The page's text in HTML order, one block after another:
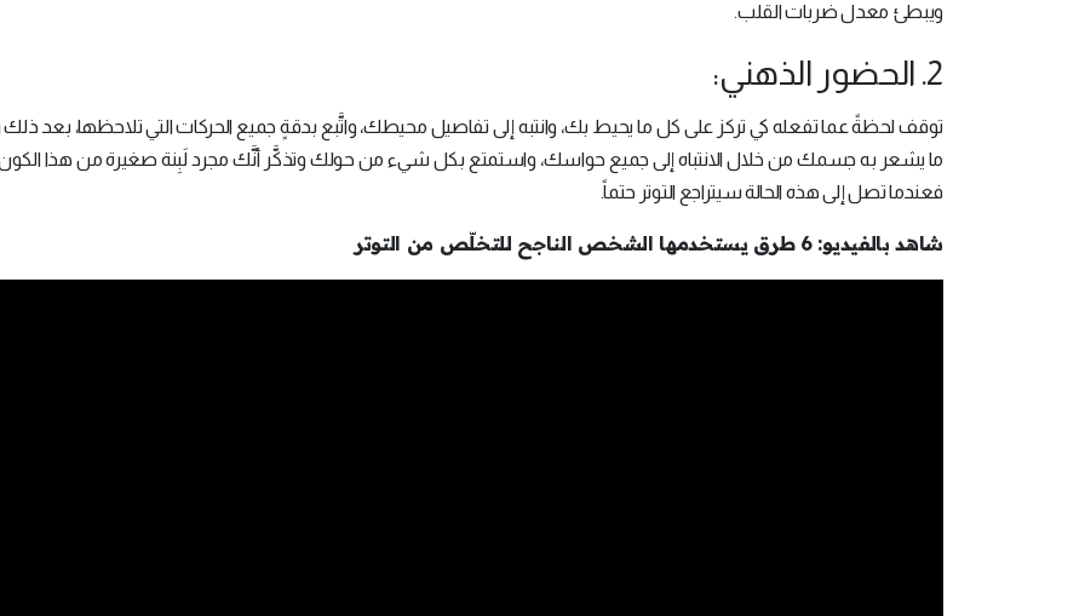
ويبطئ معدل ضربات القلب.
2. الحضور الذهني:
توقف لحظةً عما تفعله كي تركز على كل ما يحيط بك، وانتبه إلى تفاصيل محيطك، واتَّبع بدقةٍ جميع الحركات التي تلاحظها، بعد ذلك
ما يشعر به جسمك من خلال الانتباه إلى جميع حواسك، واستمتع بكل شيء من حولك وتذكَّر أنَّك مجرد لَبِنة صغيرة من هذا الكون
فعندما تصل إلى هذه الحالة سيتراجع التوتر حتماً.
شاهد بالفيديو: 6 طرق يستخدمها الشخص الناجح للتخلّص من التوتر